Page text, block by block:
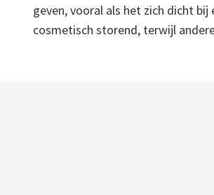
geven, vooral als het zich dicht
cosmetisch storend, terwijl